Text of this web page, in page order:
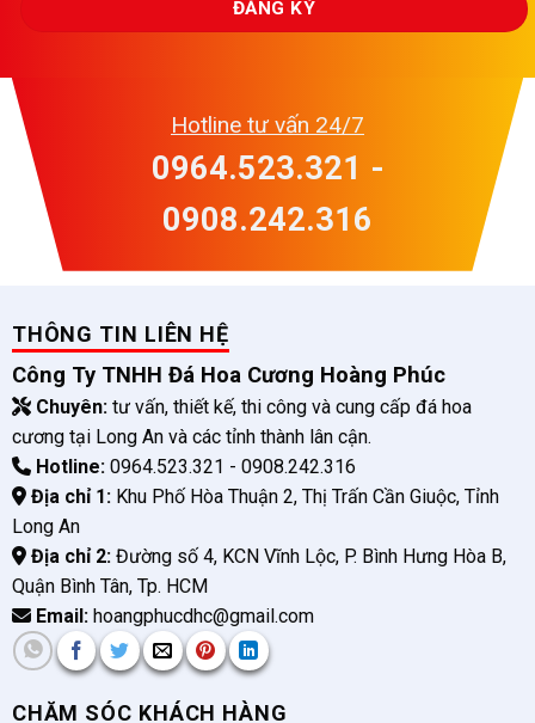
Hotline tư vấn 24/7
0964.523.321 -
0908.242.316
THÔNG TIN LIÊN HỆ
Công Ty TNHH Đá Hoa Cương Hoàng Phúc
Chuyên:tư vấn, thiết kế, thi công và cung cấp đá hoa
cương tại Long An và các tỉnh thành lân cận.
Hotline:0964.523.321 - 0908.242.316
Địa chỉ 1:Khu Phố Hòa Thuận 2, Thị Trấn Cần Giuộc, Tỉnh
Long An
Địa chỉ 2:Đường số 4, KCN Vĩnh Lộc, P. Bình Hưng Hòa B,
Quận Bình Tân, Tp. HCM
Email:hoangphucdhc@gmail.com
CHĂM SÓC KHÁCH HÀNG